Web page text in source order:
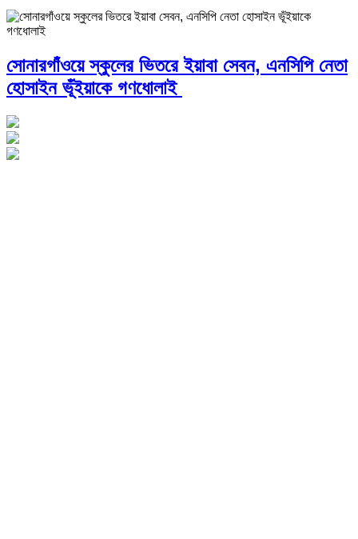
সোনারগাঁওয়ে স্কুলের ভিতরে ইয়াবা সেবন, এনসিপি নেতা
হোসাইন ভূঁইয়াকে গণধোলাই